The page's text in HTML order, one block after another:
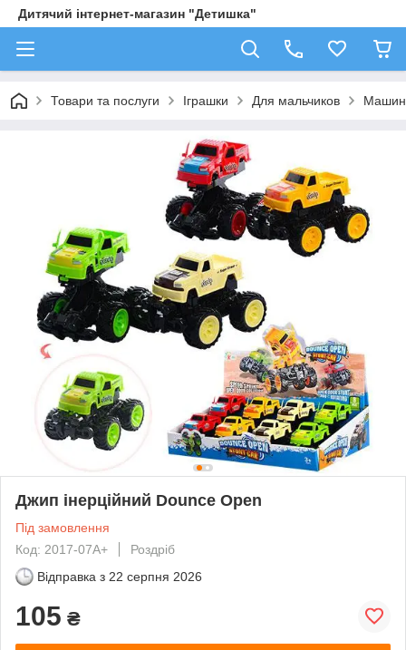
Дитячий інтернет-магазин "Детишка"
Товари та послуги Іграшки Для мальчиков
Джип інерційний Dounce Open
Під замовлення
Код: 2017-07A+
Роздріб
Відправка з 22 серпня 2026
105 ₴